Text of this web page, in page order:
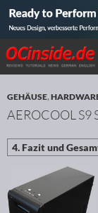
Redaktion
Suchen
ZUM INHALT
GEHÄUSE,
AEROCOOL S9